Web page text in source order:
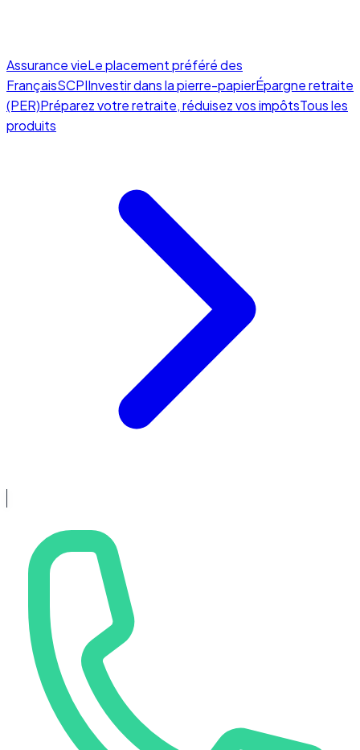
Assurance vieLe placement préféré des
FrançaisSCPIInvestir dans la pierre-papierÉpargne retraite
(PER)Préparez votre retraite, réduisez vos impôtsTous les
produits